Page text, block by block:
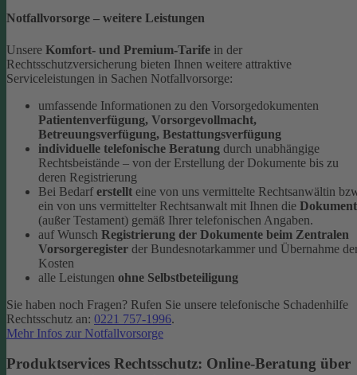
Notfallvorsorge – weitere Leistungen
Unsere Komfort- und Premium-Tarife in der
Rechtsschutzversicherung bieten Ihnen weitere attraktive
Serviceleistungen in Sachen Notfallvorsorge:
umfassende Informationen zu den Vorsorgedokumenten
Patientenverfügung, Vorsorgevollmacht,
Betreuungsverfügung, Bestattungsverfügung
individuelle telefonische Beratung durch unabhängige
Rechtsbeistände – von der Erstellung der Dokumente bis zu
deren Registrierung
Bei Bedarf erstellt eine von uns vermittelte Rechtsanwältin
ein von uns vermittelter Rechtsanwalt mit Ihnen die
(außer Testament) gemäß Ihrer telefonischen Angaben.
auf Wunsch Registrierung der Dokumente beim Zentralen
Vorsorgeregister der Bundesnotarkammer und Übernahme
Kosten
alle Leistungen ohne Selbstbeteiligung
Sie haben noch Fragen? Rufen Sie unsere telefonische Schadenhilfe
Rechtsschutz an: 0221 757-1996.
Mehr Infos zur Notfallvorsorge
Produktservices Rechtsschutz: Online-Beratung über